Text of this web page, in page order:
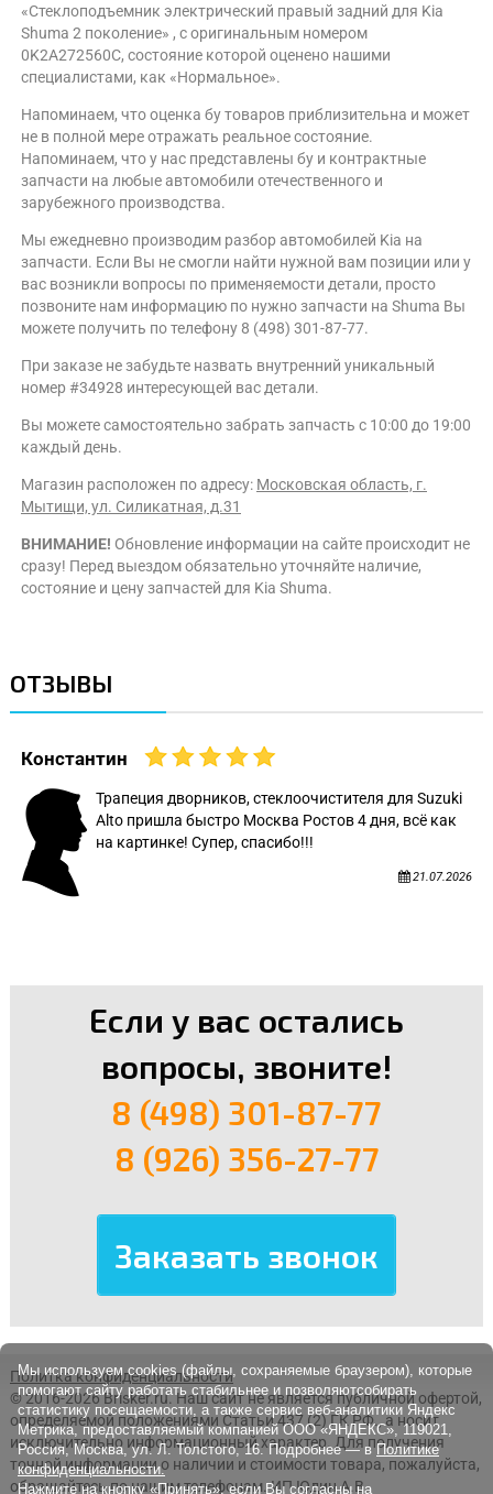
«Стеклоподъемник электрический правый задний для Kia
Shuma 2 поколение» , с оригинальным номером
0K2A272560C, состояние которой оценено нашими
специалистами, как «Нормальное».
Напоминаем, что оценка бу товаров приблизительна и может
не в полной мере отражать реальное состояние.
Напоминаем, что у нас представлены бу и контрактные
запчасти на любые автомобили отечественного и
зарубежного производства.
Мы ежедневно производим разбор автомобилей Kia на
запчасти. Если Вы не смогли найти нужной вам позиции или у
вас возникли вопросы по применяемости детали, просто
позвоните нам информацию по нужно запчасти на Shuma Вы
можете получить по телефону 8 (498) 301-87-77.
При заказе не забудьте назвать внутренний уникальный
номер #34928 интересующей вас детали.
Вы можете самостоятельно забрать запчасть с 10:00 до 19:00
каждый день.
Магазин расположен по адресу: Московская область, г.
Мытищи, ул. Силикатная, д.31
ВНИМАНИЕ! Обновление информации на сайте происходит не
сразу! Перед выездом обязательно уточняйте наличие,
состояние и цену запчастей для Kia Shuma.
ОТЗЫВЫ
Константин
Трапеция дворников, стеклоочистителя для Suzuki
Alto пришла быстро Москва Ростов 4 дня, всё как
на картинке! Супер, спасибо!!!
21.07.2026
Если у вас остались
вопросы, звоните!
8 (498) 301-87-77
8 (926) 356-27-77
Политка конфиденциальности
© 2016-2026 Brisker.ru.Наш сайт не является публичной офертой,
определяемой положениями Статьи 437 (2) ГК РФ., а носит
исключительно информационный характер. Для получения
точной информации о наличии и стоимости товара, пожалуйста,
обращайтесь по нашим телефонам. ИП Юдин А.В.
Мы используем cookies (файлы, сохраняемые браузером), которые
помогают сайту работать стабильнее и позволяютсобирать
статистику посещаемости, а также сервис веб-аналитики Яндекс
Метрика, предоставляемый компанией ООО «ЯНДЕКС», 119021,
Россия, Москва, ул. Л. Толстого, 16. Подробнее — в Политике
конфиденциальности.
Нажмите на кнопку «Принять», если Вы согласны на